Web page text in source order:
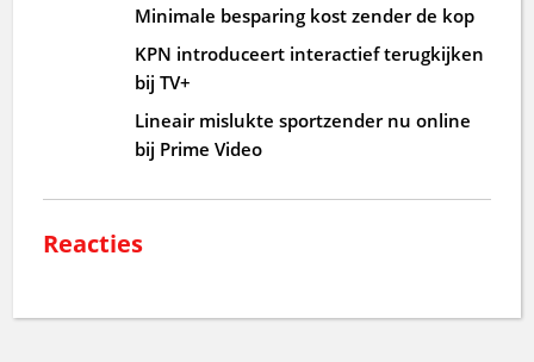
Minimale besparing kost zender de kop
KPN introduceert interactief terugkijken
bij TV+
Lineair mislukte sportzender nu online
bij Prime Video
Reacties